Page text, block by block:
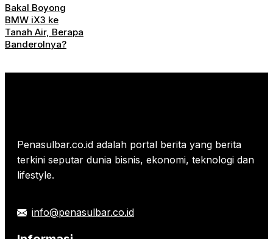
Bakal Boyong
BMW iX3 ke
Tanah Air, Berapa
Banderolnya?
Penasulbar.co.id adalah portal berita yang berita
terkini seputar dunia bisnis, ekonomi, teknologi dan
lifestyle.
info@penasulbar.co.id